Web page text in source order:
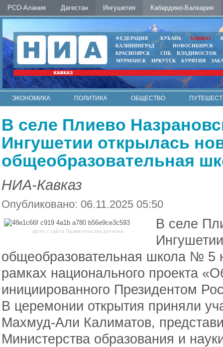
РСО-Алания Дагестан Ингушетия Кабардино-Балкария
ФЕДЕРАЦИЯ КУБАНЬ КАВКАЗ
КАЛИНИНГРАД
НОВОСИБИРСК
КРАСНОЯРСК
СПБ
ВЛАДИВОСТОК
МУРМАНСК
ИРКУТСК БУРЯТИЯ
ЭКОНОМИКА ПОЛИТИКА ОБЩЕСТВО
В селе Плиево
Ингушетии открылась
общеобразовательная
НИА-Кавказ
Опубликовано: 06.11.2025 05:50
фото с сайта Правительства региона.
В селе
общеобразовательная школа № 5
рамках национального проекта
инициированного Президентом
В церемонии открытия приняли
Махмуд-Али Калиматов,
Министерства образования и